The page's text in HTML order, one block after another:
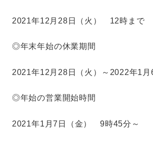
2021年12月28日（火） 12時まで
◎年末年始の休業期間
2021年12月28日（火）～2022年1月
◎年始の営業開始時間
2021年1月7日（金） 9時45分～